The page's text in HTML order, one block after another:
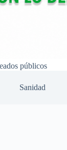
públicos
Sanidad